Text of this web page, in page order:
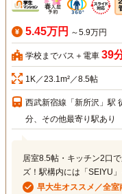
5.45万円 ～5.9万円
学校までバス＋電車 39
1K／23.1m²／8.5帖
西武新宿線「新所沢」駅
分、その他最寄り駅あり
居室8.5帖・キッチン2口
ズ！駅構内には「SEIYU
早大生オススメ／全